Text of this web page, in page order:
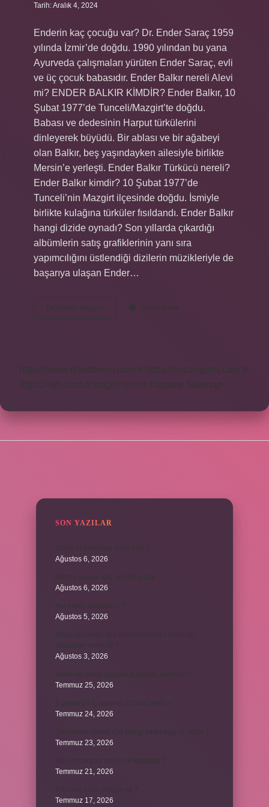
Tarih: Aralık 4, 2024
Enderin kaç çocuğu var? Dr. Ender Saraç 1959
yılında İzmir’de doğdu. 1990 yılından bu yana
Ayurveda çalışmaları yürüten Ender Saraç, evli
ve üç çocuk babasıdır. Ender Balkır nereli Alevi
mi? ENDER BALKIR KİMDİR? Ender Balkır, 10
Şubat 1977’de Tunceli/Mazgirt’te doğdu.
Babası ve dedesinin Harput türkülerini
dinleyerek büyüdü. Bir ablası ve bir ağabeyi
olan Balkır, beş yaşındayken ailesiyle birlikte
Mersin’e yerleşti. Ender Balkır Türkücü nereli?
Ender Balkır kimdir? 10 Şubat 1977’de
Tunceli’nin Mazgirt ilçesinde doğdu. İsmiyle
birlikte kulağına türküler fısıldandı. Ender Balkır
hangi dizide oynadı? Son yıllarda çıkardığı
albümlerin satış grafiklerinin yanı sıra
yapımcılığını üstlendiği dizilerin müzikleriyle de
başarıya ulaşan Ender…
Devamını okuyun
Balkır
Yorum Bırak
https://www.diyetforum.com.tr
https://heceegitim.com.tr
https://eyh.com.tr
knight online nttgame Sitemap
SON YAZILAR
Ağustos 6, 2026
Ağustos 6, 2026
Ağustos 5, 2026
Ağustos 3, 2026
Temmuz 25, 2026
Temmuz 24, 2026
Temmuz 23, 2026
Temmuz 21, 2026
Temmuz 17, 2026